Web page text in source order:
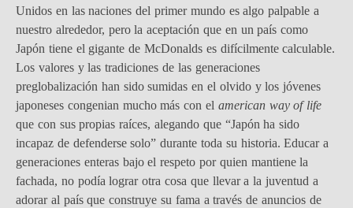
Unidos en las naciones del primer mundo es algo palpable a
nuestro alrededor, pero la aceptación que en un país como
Japón tiene el gigante de McDonalds es difícilmente calculable.
Los valores y las tradiciones de las generaciones
preglobalización han sido sumidas en el olvido y los jóvenes
japoneses congenian mucho más con el american way of life
que con sus propias raíces, alegando que “Japón ha sido
incapaz de defenderse solo” durante toda su historia. Educar a
generaciones enteras bajo el respeto por quien mantiene la
fachada, no podía lograr otra cosa que llevar a la juventud a
adorar al país que construye su fama a través de anuncios de